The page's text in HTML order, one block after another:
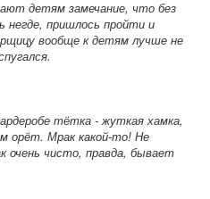
детям замечание, что без
негде, пришлось пройти и
вообще к детям лучше не
тётка - жуткая хамка,
орёт. Мрак какой-то! Не
чисто, правда, бывает